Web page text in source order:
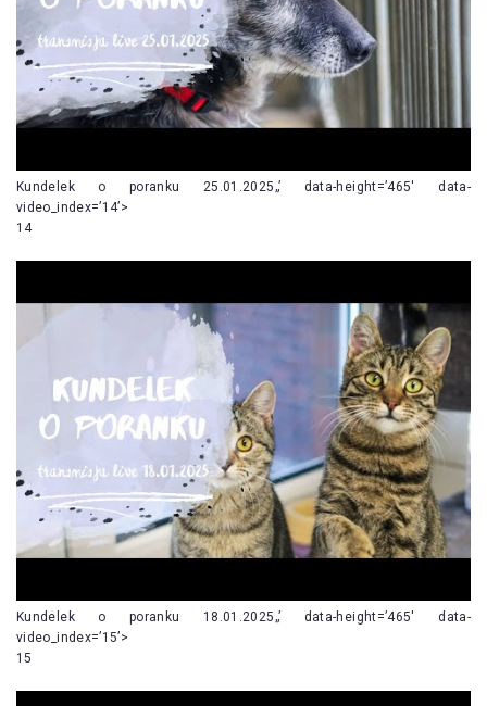
Kundelek o poranku 25.01.2025„’ data-height=’465′ data-
video_index=’14’>
14
Kundelek o poranku 18.01.2025„’ data-height=’465′ data-
video_index=’15’>
15